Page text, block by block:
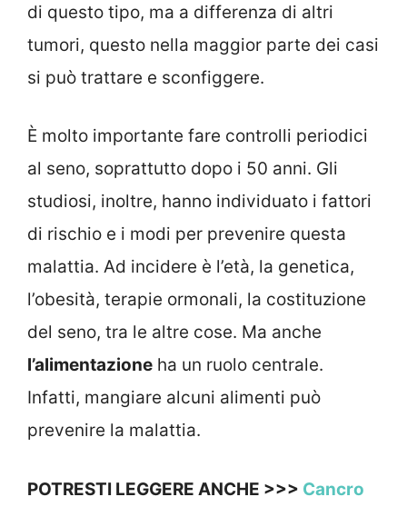
di questo tipo, ma a differenza di altri
tumori, questo nella maggior parte dei casi
si può trattare e sconfiggere.
È molto importante fare controlli periodici
al seno, soprattutto dopo i 50 anni. Gli
studiosi, inoltre, hanno individuato i fattori
di rischio e i modi per prevenire questa
malattia. Ad incidere è l’età, la genetica,
l’obesità, terapie ormonali, la costituzione
del seno, tra le altre cose. Ma anche
l’alimentazione ha un ruolo centrale.
Infatti, mangiare alcuni alimenti può
prevenire la malattia.
POTRESTI LEGGERE ANCHE >>> Cancro